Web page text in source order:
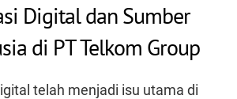
Digital dan Sumber
di PT Telkom Group
telah menjadi isu utama di